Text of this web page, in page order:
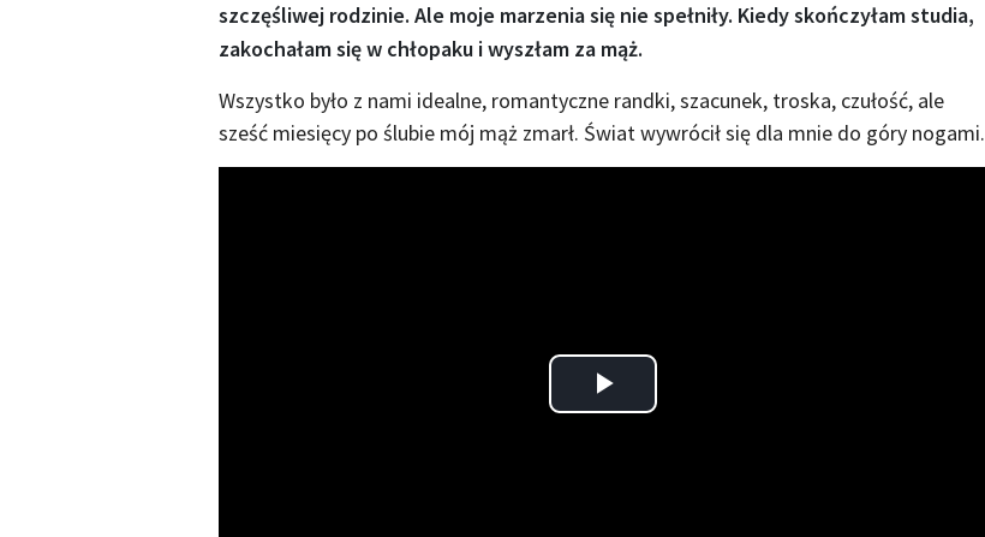
szczęśliwej rodzinie. Ale moje marzenia się nie spełniły. Kiedy skończyłam studia,
zakochałam się w chłopaku i wyszłam za mąż.
Wszystko było z nami idealne, romantyczne randki, szacunek, troska, czułość, ale
sześć miesięcy po ślubie mój mąż zmarł. Świat wywrócił się dla mnie do góry nogami.
Play